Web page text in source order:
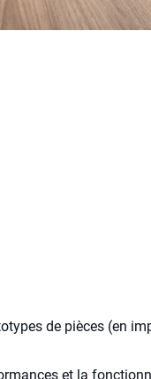
de pièces (en
et la